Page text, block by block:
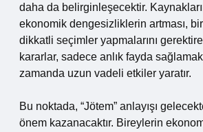
daha da belirginleşecektir.
ekonomik dengesizliklerin artması,
dikkatli seçimler yapmalarını
kararlar, sadece anlık fayda
zamanda uzun vadeli etkiler yaratır.
Bu noktada, “Jötem” anlayışı
önem kazanacaktır. Bireylerin